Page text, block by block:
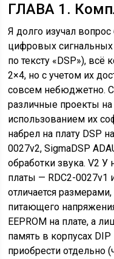
ГЛАВА 1.
Я долго изучал
цифровых
по тексту «DSP»), всё
2×4, но с учетом их
совсем небюджетно.
различные проекты на
использованием их
набрел на плату DSP
0027v2, SigmaDSP
обработки звука. V2 У
платы — RDC2-0027v1
отличается
питающего
EEPROM на плате, а
память в корпусах
приобрести отдельно